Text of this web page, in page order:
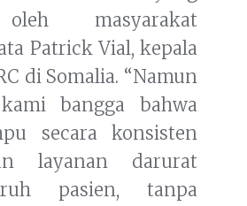
masyarakat
Patrick Vial, kepala
di Somalia. “Namun
bangga bahwa
secara konsisten
layanan darurat
pasien, tanpa